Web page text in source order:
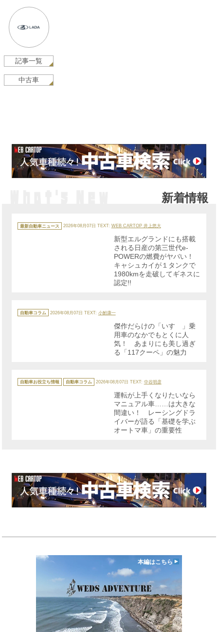
記事一覧
中古車
新着情報
テ
ゴ
最新自動車ニュース 2026年08月07日 TEXT: WEB CARTOP 井上悠大
新型エルグランドにも搭載
される日産の第三世代e-
POWERの燃費がヤバい！
キャシュカイが１タンクで
1980kmを走破してギネスに
認定!!
テ
ゴ
自動車コラム 2026年08月07日 TEXT: 小鮒康一
傑作だらけの「いすゞ」乗
用車のなかでもとくに人
気！ あまりにも美し過ぎ
る「117クーペ」の魅力
カ
テ
ゴ
自動車お役立ち情報 自動車コラム 2026年08月07日 TEXT: 中谷明彦
運転が上手くなりたいなら
マニュアル車……は大きな
間違い！ レーシングドラ
イバーが語る「基礎を学ぶ
オートマ車」の重要性
本編はこちら